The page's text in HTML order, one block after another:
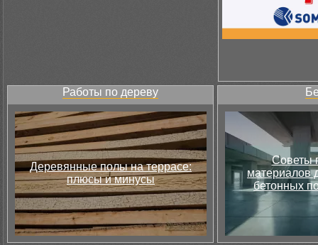
Работы по дереву
Деревянные полы на террасе:
плюсы и минусы
Советы
материалов
бетонных